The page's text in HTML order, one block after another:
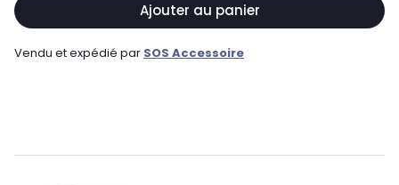
Ajouter au panier
Vendu et expédié par SOS Accessoire